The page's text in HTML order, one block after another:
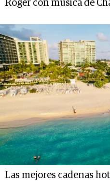
Roger con música de
Las mejores cadenas